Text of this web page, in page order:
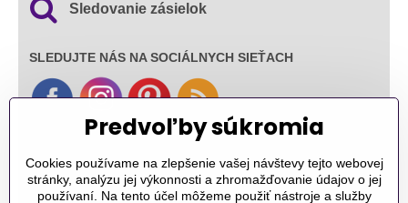
Sledovanie zásielok
SLEDUJTE NÁS NA SOCIÁLNYCH SIEŤACH
Ďakujeme za podporu
Sme slovenský e-shop​. Fungujeme len
Predvoľby súkromia
Cookies používame na zlepšenie vašej návštevy tejto webovej
stránky, analýzu jej výkonnosti a zhromažďovanie údajov o jej
používaní. Na tento účel môžeme použiť nástroje a služby